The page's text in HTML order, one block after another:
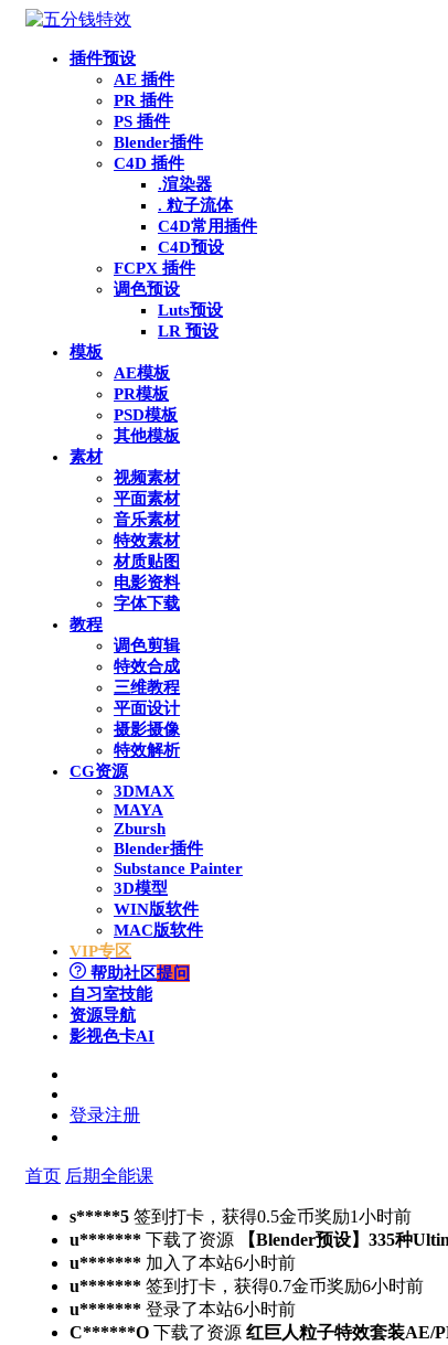
插件预设
AE 插件
PR 插件
PS 插件
Blender插件
C4D 插件
.渲染器
. 粒子流体
C4D常用插件
C4D预设
FCPX 插件
调色预设
Luts预设
LR 预设
模板
AE模板
PR模板
PSD模板
其他模板
素材
视频素材
平面素材
音乐素材
特效素材
材质贴图
电影资料
字体下载
教程
调色剪辑
特效合成
三维教程
平面设计
摄影摄像
特效解析
CG资源
3DMAX
MAYA
Zbursh
Blender插件
Substance Painter
3D模型
WIN版软件
MAC版软件
VIP专区
帮助社区提问
自习室技能
资源导航
影视色卡AI
登录注册
首页 后期全能课
s*****5 签到打卡，获得0.5金币奖励1小时前
u******* 下载了资源 【Blender预设】335种
u******* 加入了本站6小时前
u******* 签到打卡，获得0.7金币奖励6小时前
u******* 登录了本站6小时前
C******O 下载了资源 红巨人粒子特效套装AE/